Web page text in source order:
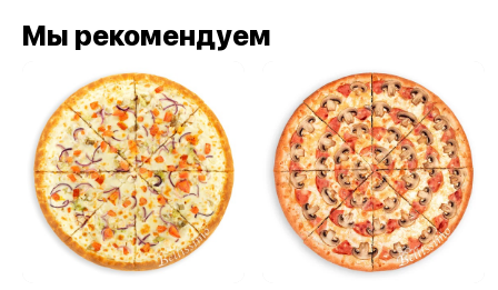
Мы рекомендуем